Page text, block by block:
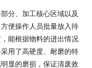
分、加工核心区域以及
便操作人员批量放入待
能根据物料的进出情况
用了高硬度、耐磨的特
显的磨损，保证清废效